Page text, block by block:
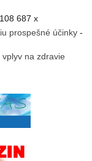
687 x
prospešné účinky -
vplyv na zdravie